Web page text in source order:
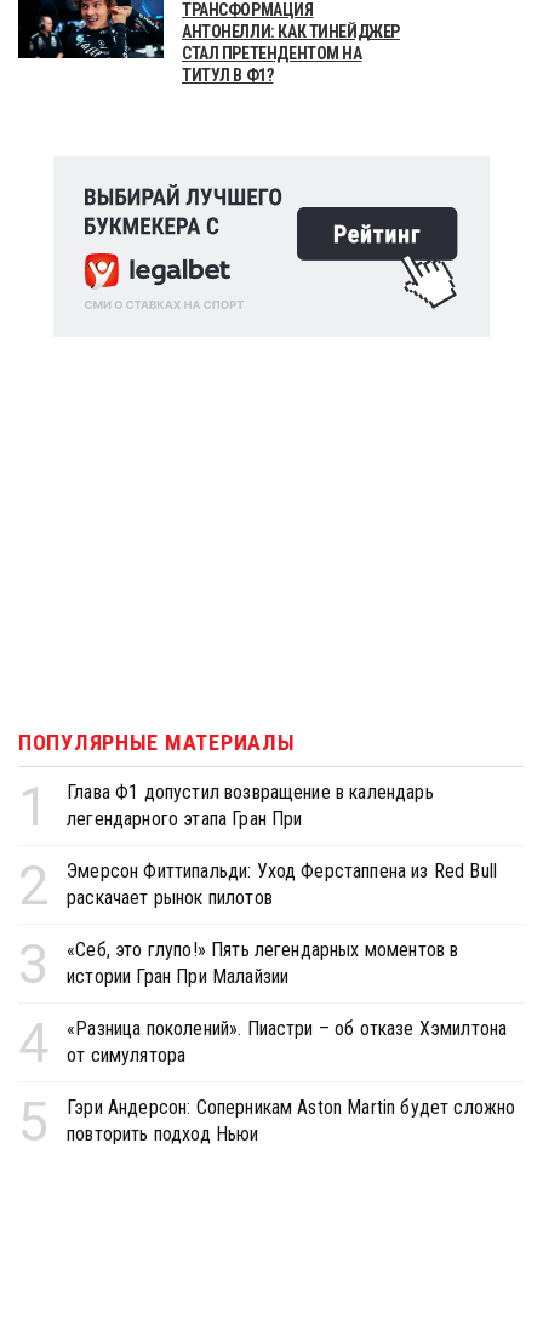
ТРАНСФОРМАЦИЯ
АНТОНЕЛЛИ: КАК ТИНЕЙДЖЕР
СТАЛ ПРЕТЕНДЕНТОМ НА
ТИТУЛ В Ф1?
ПОПУЛЯРНЫЕ МАТЕРИАЛЫ
1
Глава Ф1 допустил возвращение в календарь
легендарного этапа Гран При
2
Эмерсон Фиттипальди: Уход Ферстаппена из Red Bull
раскачает рынок пилотов
3
«Себ, это глупо!» Пять легендарных моментов в
истории Гран При Малайзии
4
«Разница поколений». Пиастри – об отказе Хэмилтона
от симулятора
5
Гэри Андерсон: Соперникам Aston Martin будет сложно
повторить подход Ньюи